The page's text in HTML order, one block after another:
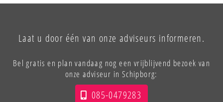
Laat u door één van onze adviseurs informeren.
Bel gratis en plan vandaag nog een vrijblijvend bezoek van
onze adviseur in Schipborg:
085-0479283